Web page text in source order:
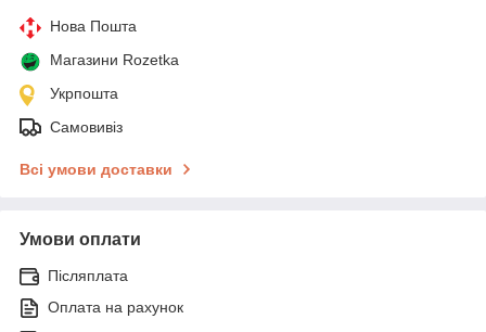
Нова Пошта
Магазини Rozetka
Укрпошта
Самовивіз
Всі умови доставки
Умови оплати
Післяплата
Оплата на рахунок